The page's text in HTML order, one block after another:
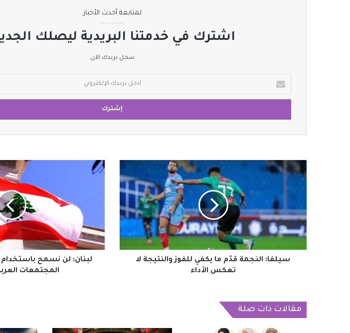
لمتابعة أحدث الأخبار
اشترك في خدمتنا البريدية ليصلك
سجل بريدك الآن
بريدك
الإلكتروني
سيلفا:
النجمة
للفوز
والنتيجة
لا
تعكس
سيلفا: النجمة قدّم ما يكفي للفوز والنتيجة لا
تعكس الأداء
لبنان:
لن
بأمن
المجتمعات
العربية
والدوليةلبنان: لن نسمح باستخدام
المجتمعات
مقالات ذات صلة